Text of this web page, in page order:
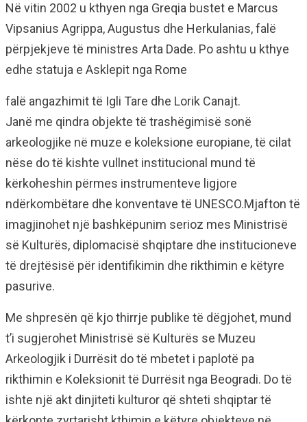
Në vitin 2002 u kthyen nga Greqia bustet e Marcus
Vipsanius Agrippa, Augustus dhe Herkulanias, falë
përpjekjeve të ministres Arta Dade. Po ashtu u kthye
edhe statuja e Asklepit nga Rome
falë angazhimit të Igli Tare dhe Lorik Canajt.
Janë me qindra objekte të trashëgimisë sonë
arkeologjike në muze e koleksione europiane, të cilat
nëse do të kishte vullnet institucional mund të
kërkoheshin përmes instrumenteve ligjore
ndërkombëtare dhe konventave të UNESCO.Mjafton të
imagjinohet një bashkëpunim serioz mes Ministrisë
së Kulturës, diplomacisë shqiptare dhe institucioneve
të drejtësisë për identifikimin dhe rikthimin e këtyre
pasurive.
Me shpresën që kjo thirrje publike të dëgjohet, mund
t’i sugjerohet Ministrisë së Kulturës se Muzeu
Arkeologjik i Durrësit do të mbetet i paplotë pa
rikthimin e Koleksionit të Durrësit nga Beogradi. Do të
ishte një akt dinjiteti kulturor që shteti shqiptar të